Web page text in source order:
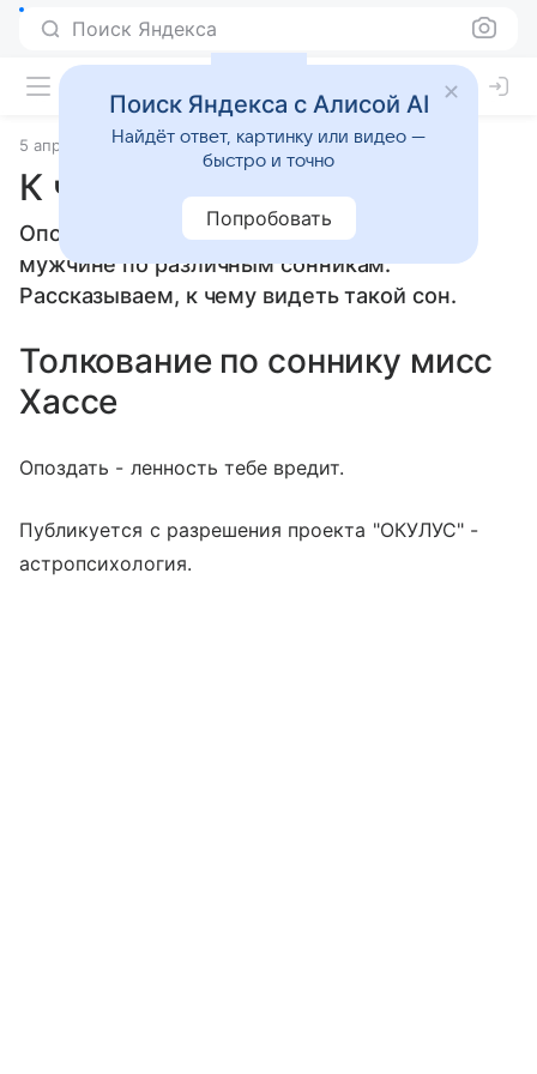
Поиск Яндекса
5 апреля 2010 Сонники
К чему снится Опоздать
Опоздать: толкование сна женщине или
мужчине по различным сонникам.
Рассказываем, к чему видеть такой сон.
Толкование по соннику мисс
Хассе
Опоздать - ленность тебе вредит.
Публикуется с разрешения проекта "ОКУЛУС" -
астропсихология.
Поиск Яндекса с Алисой AI
Найдёт ответ, картинку или видео —
быстро и точно
Попробовать